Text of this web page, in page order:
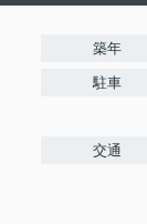
築年
駐車
交通